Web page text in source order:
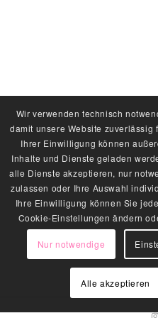
Wir verwenden technisch
damit unsere Website zuverlässig
Ihrer Einwilligung können
Inhalte und Dienste geladen
alle Dienste akzeptieren, nur
zulassen oder Ihre Auswahl
Ihre Einwilligung können Sie
Cookie-Einstellungen ändern
Nur notwendige
Alle akzeptieren